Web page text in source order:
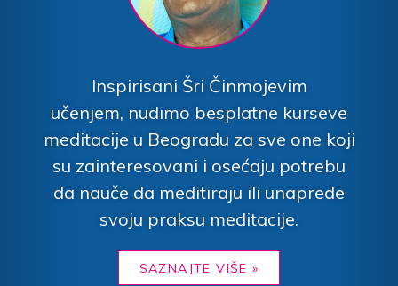
Inspirisani Šri Činmojevim
učenjem, nudimo besplatne kurseve
meditacije u Beogradu za sve one koji
su zainteresovani i osećaju potrebu
da nauče da meditiraju ili unaprede
svoju praksu meditacije.
SAZNAJTE VIŠE »